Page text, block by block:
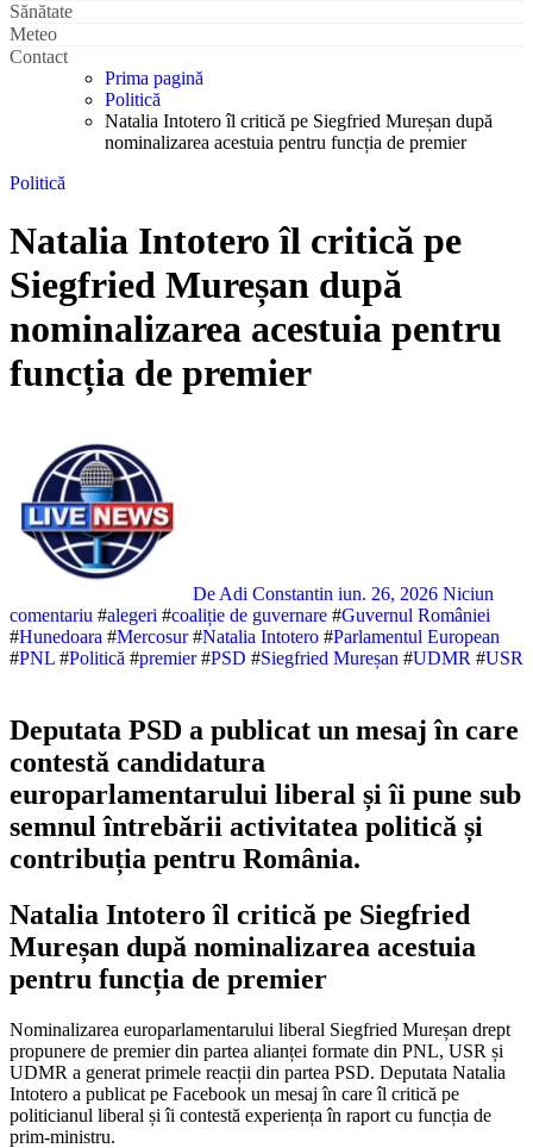
Sănătate
Meteo
Contact
Prima pagină
Politică
Natalia Intotero îl critică pe Siegfried Mureșan după
nominalizarea acestuia pentru funcția de premier
Politică
Natalia Intotero îl critică pe
Siegfried Mureșan după
nominalizarea acestuia pentru
funcția de premier
De Adi Constantin iun. 26, 2026 Niciun
comentariu #alegeri #coaliție de guvernare #Guvernul României
#Hunedoara #Mercosur#Natalia Intotero #Parlamentul European
#PNL #Politică #premier#PSD #Siegfried Mureșan #UDMR #USR
Deputata PSD a publicat un mesaj în care
contestă candidatura
europarlamentarului liberal și îi pune sub
semnul întrebării activitatea politică și
contribuția pentru România.
Natalia Intotero îl critică pe Siegfried
Mureșan după nominalizarea acestuia
pentru funcția de premier
Nominalizarea europarlamentarului liberal Siegfried Mureșan drept
propunere de premier din partea alianței formate din PNL, USR și
UDMR a generat primele reacții din partea PSD. Deputata Natalia
Intotero a publicat pe Facebook un mesaj în care îl critică pe
politicianul liberal și îi contestă experiența în raport cu funcția de
prim-ministru.